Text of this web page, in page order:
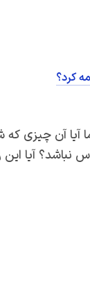
کرد؟
آن چیزی که
نباشد؟ آیا